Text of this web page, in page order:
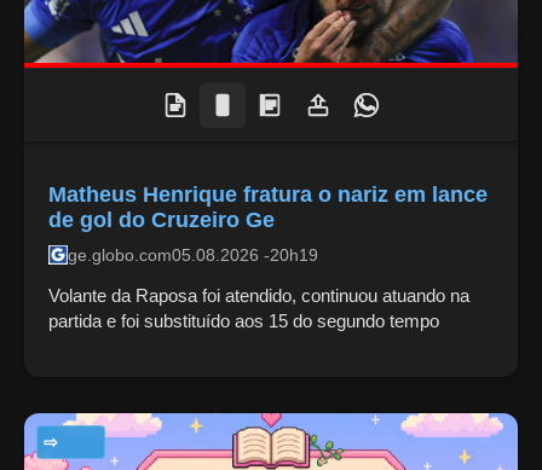
Matheus Henrique fratura o nariz em lance
de gol do Cruzeiro Ge
ge.globo.com05.08.2026 -20h19
Volante da Raposa foi atendido, continuou atuando na
partida e foi substituído aos 15 do segundo tempo
TECNOLOGIA